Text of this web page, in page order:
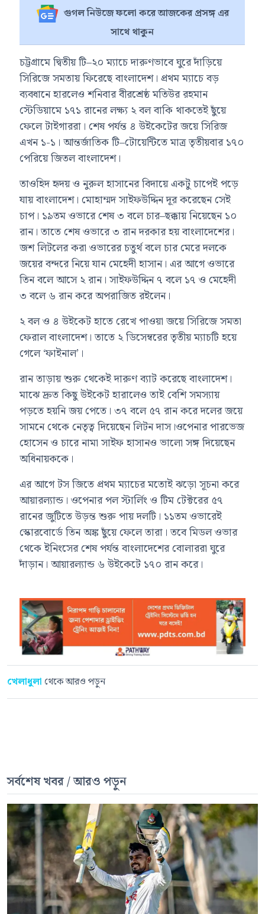
গুগল নিউজে ফলো করে আজকের প্রসঙ্গ এর
সাথে থাকুন
চট্টগ্রামে দ্বিতীয় টি–২০ ম্যাচে দারুণভাবে ঘুরে দাঁড়িয়ে
সিরিজে সমতায় ফিরেছে বাংলাদেশ। প্রথম ম্যাচে বড়
ব্যবধানে হারলেও শনিবার বীরশ্রেষ্ঠ মতিউর রহমান
স্টেডিয়ামে ১৭১ রানের লক্ষ্য ২ বল বাকি থাকতেই ছুঁয়ে
ফেলে টাইগাররা। শেষ পর্যন্ত ৪ উইকেটের জয়ে সিরিজ
এখন ১-১। আন্তর্জাতিক টি–টোয়েন্টিতে মাত্র তৃতীয়বার ১৭০
পেরিয়ে জিতল বাংলাদেশ।
তাওহিদ হৃদয় ও নুরুল হাসানের বিদায়ে একটু চাপেই পড়ে
যায় বাংলাদেশ। মোহাম্মদ সাইফউদ্দিন দূর করেছেন সেই
চাপ। ১৯তম ওভারে শেষ ৩ বলে চার–ছক্কায় নিয়েছেন ১০
রান। তাতে শেষ ওভারে ৩ রান দরকার হয় বাংলাদেশের।
জশ লিটলের করা ওভারের চতুর্থ বলে চার মেরে দলকে
জয়ের বন্দরে নিয়ে যান মেহেদী হাসান। এর আগে ওভারে
তিন বলে আসে ২ রান। সাইফউদ্দিন ৭ বলে ১৭ ও মেহেদী
৩ বলে ৬ রান করে অপরাজিত রইলেন।
২ বল ও ৪ উইকেট হাতে রেখে পাওয়া জয়ে সিরিজে সমতা
ফেরাল বাংলাদেশ। তাতে ২ ডিসেম্বরের তৃতীয় ম্যাচটি হয়ে
গেলে ‘ফাইনাল’।
রান তাড়ায় শুরু থেকেই দারুণ ব্যাট করেছে বাংলাদেশ।
মাঝে দ্রুত কিছু উইকেট হারালেও তাই বেশি সমস্যায়
পড়তে হয়নি জয় পেতে। ৩৭ বলে ৫৭ রান করে দলের জয়ে
সামনে থেকে নেতৃত্ব দিয়েছেন লিটন দাস।ওপেনার পারভেজ
হোসেন ও চারে নামা সাইফ হাসানও ভালো সঙ্গ দিয়েছেন
অধিনায়ককে।
এর আগে টস জিতে প্রথম ম্যাচের মতোই ঝড়ো সূচনা করে
আয়ারল্যান্ড। ওপেনার পল স্টার্লিং ও টিম টেক্টরের ৫৭
রানের জুটিতে উড়ন্ত শুরু পায় দলটি। ১১তম ওভারেই
স্কোরবোর্ডে তিন অঙ্ক ছুঁয়ে ফেলে তারা। তবে মিডল ওভার
থেকে ইনিংসের শেষ পর্যন্ত বাংলাদেশের বোলাররা ঘুরে
দাঁড়ান। আয়ারল্যান্ড ৬ উইকেটে ১৭০ রান করে।
খেলাধুলা থেকে আরও পড়ুন
সর্বশেষ খবর / আরও পড়ুন